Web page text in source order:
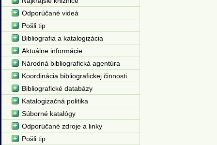
Odporúčané videá
Pošli tip
Bibliografia a katalogizácia
Aktuálne informácie
Národná bibliografická agentúra
Koordinácia bibliografickej činnosti
Bibliografické databázy
Katalogizačná politika
Súborné katalógy
Odporúčané zdroje a linky
Pošli tip